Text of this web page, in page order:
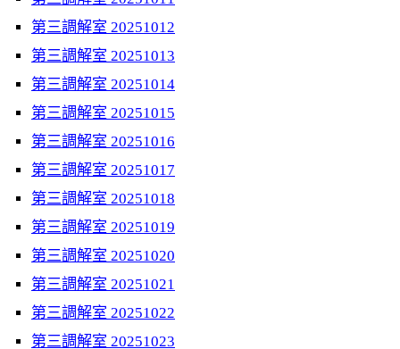
第三調解室 20251012
第三調解室 20251013
第三調解室 20251014
第三調解室 20251015
第三調解室 20251016
第三調解室 20251017
第三調解室 20251018
第三調解室 20251019
第三調解室 20251020
第三調解室 20251021
第三調解室 20251022
第三調解室 20251023